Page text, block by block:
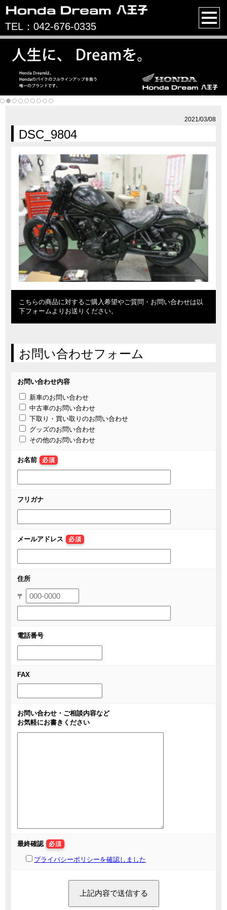
TEL：042-676-0335
2021/03/08
DSC_9804
こちらの商品に対するご購入希望やご質問・お問い合わせは以
下フォームよりお送りください。
お問い合わせフォーム
お問い合わせ内容
新車のお問い合わせ
中古車のお問い合わせ
下取り・買い取りのお問い合わせ
グッズのお問い合わせ
その他のお問い合わせ
お名前 必須
フリガナ
メールアドレス 必須
住所
〒
電話番号
FAX
お問い合わせ・ご相談内容など
お気軽にお書きください
最終確認 必須
プライバシーポリシーを確認しました